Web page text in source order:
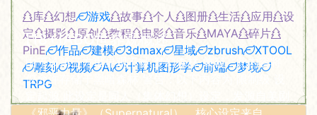
库 幻想 游戏 故事 个人 图册 生活 应用
设
定
摄影 原创 教程 电影 音乐 MAYA
碎片
PinE
作品 建模 3dmax 星域 zbrush
XTOOL
雕刻
视频 AI 计算机图形学 前端
梦境
TRPG
[18+]ABO世界观概述
由于该第三方世界观不被 梦幻森林 兼容，此内容将
仅允许存储于黑暗森林 警告：以下内容为 限制级 设